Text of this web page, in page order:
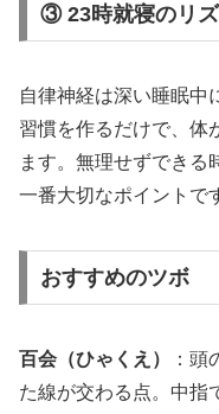
③ 23時就寝のリ
自律神経は深い睡眠中
習慣を作るだけで、体
ます。無理せずできる
一番大切なポイントで
おすすめのツボ
百会（ひゃくえ）
：
た線が交わる点。中指